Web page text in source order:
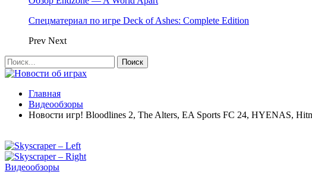
Спецматериал по игре Deck of Ashes: Complete Edition
Prev Next
Главная
Видеообзоры
Новости игр! Bloodlines 2, The Alters, EA Sports FC 24, HYENAS,
Видеообзоры